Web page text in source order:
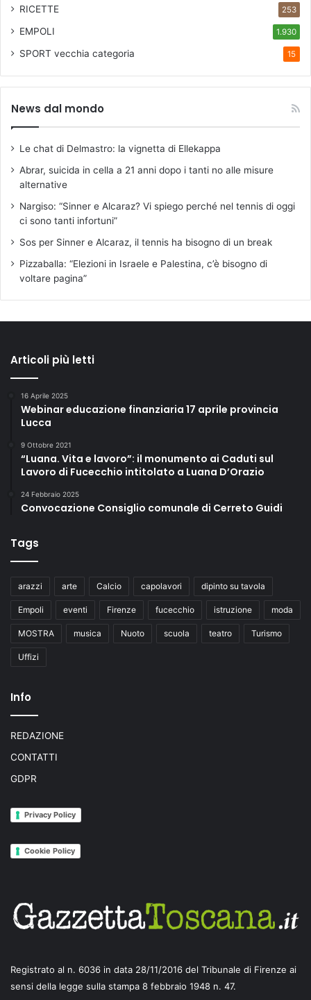
RICETTE 253
EMPOLI 1.930
SPORT vecchia categoria 15
News dal mondo
Le chat di Delmastro: la vignetta di Ellekappa
Abrar, suicida in cella a 21 anni dopo i tanti no alle misure
alternative
Nargiso: “Sinner e Alcaraz? Vi spiego perché nel tennis di oggi
ci sono tanti infortuni”
Sos per Sinner e Alcaraz, il tennis ha bisogno di un break
Pizzaballa: “Elezioni in Israele e Palestina, c’è bisogno di
voltare pagina”
Articoli più letti
16 Aprile 2025
Webinar educazione finanziaria 17 aprile provincia
Lucca
9 Ottobre 2021
“Luana. Vita e lavoro”: il monumento ai Caduti sul
Lavoro di Fucecchio intitolato a Luana D’Orazio
24 Febbraio 2025
Convocazione Consiglio comunale di Cerreto Guidi
Tags
arazzi arte Calcio capolavori dipinto su tavola
Empoli eventi Firenze fucecchio istruzione moda
MOSTRA musica Nuoto scuola teatro Turismo
Uffizi
Info
REDAZIONE
CONTATTI
GDPR
Privacy Policy
Cookie Policy
Registrato al n. 6036 in data 28/11/2016 del Tribunale di Firenze ai
sensi della legge sulla stampa 8 febbraio 1948 n. 47.